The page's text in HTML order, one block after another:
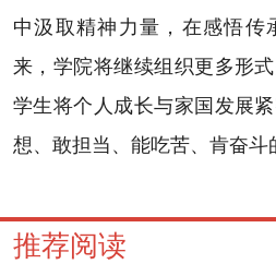
中汲取精神力量，在感悟传
来，学院将继续组织更多形
学生将个人成长与家国发展
想、敢担当、能吃苦、肯奋斗
推荐阅读